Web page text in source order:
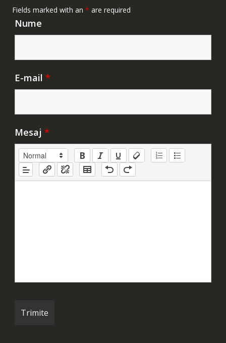
Fields marked with an * are required
Nume
E-mail *
Mesaj *